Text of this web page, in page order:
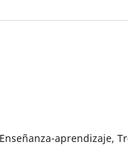
aprendizaje,